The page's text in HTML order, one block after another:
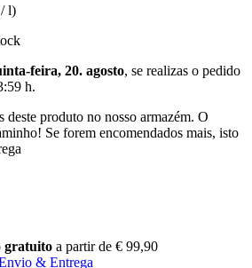
l)
feira, 20. agosto, se realizas o pedido
h.
deste produto no nosso armazém. O
Se forem encomendados mais, isto
gratuito a partir de € 99,90
& Entrega